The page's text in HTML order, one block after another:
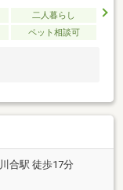
二人暮らし
ペット相談可
合駅 徒歩17分